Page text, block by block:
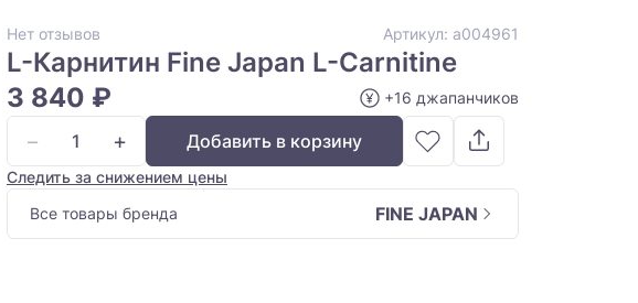
Нет отзывов Артикул: а004961
L-Карнитин Fine Japan L-Carnitine
3 840 ₽
+16 джапанчиков
− + Добавить в корзину
Следить за снижением цены
Все товары бренда
FINE JAPAN